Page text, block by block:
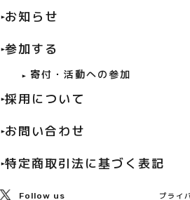
お知らせ
参加する
寄付・活動への参加
採用について
お問い合わせ
特定商取引法に基づく表記
Follow us プライ